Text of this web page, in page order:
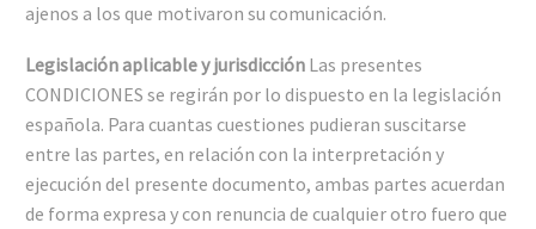
ajenos a los que motivaron su comunicación.
Legislación aplicable y jurisdicción Las presentes
CONDICIONES se regirán por lo dispuesto en la legislación
española. Para cuantas cuestiones pudieran suscitarse
entre las partes, en relación con la interpretación y
ejecución del presente documento, ambas partes acuerdan
de forma expresa y con renuncia de cualquier otro fuero que